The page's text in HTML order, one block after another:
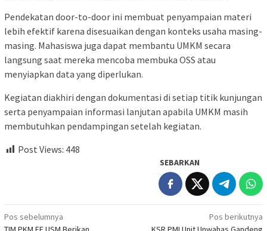
Pendekatan door-to-door ini membuat penyampaian materi
lebih efektif karena disesuaikan dengan konteks usaha masing-
masing. Mahasiswa juga dapat membantu UMKM secara
langsung saat mereka mencoba membuka OSS atau
menyiapkan data yang diperlukan.
Kegiatan diakhiri dengan dokumentasi di setiap titik kunjungan
serta penyampaian informasi lanjutan apabila UMKM masih
membutuhkan pendampingan setelah kegiatan.
Post Views: 448
SEBARKAN
Navigasi
Pos sebelumnya
Pos berikutnya